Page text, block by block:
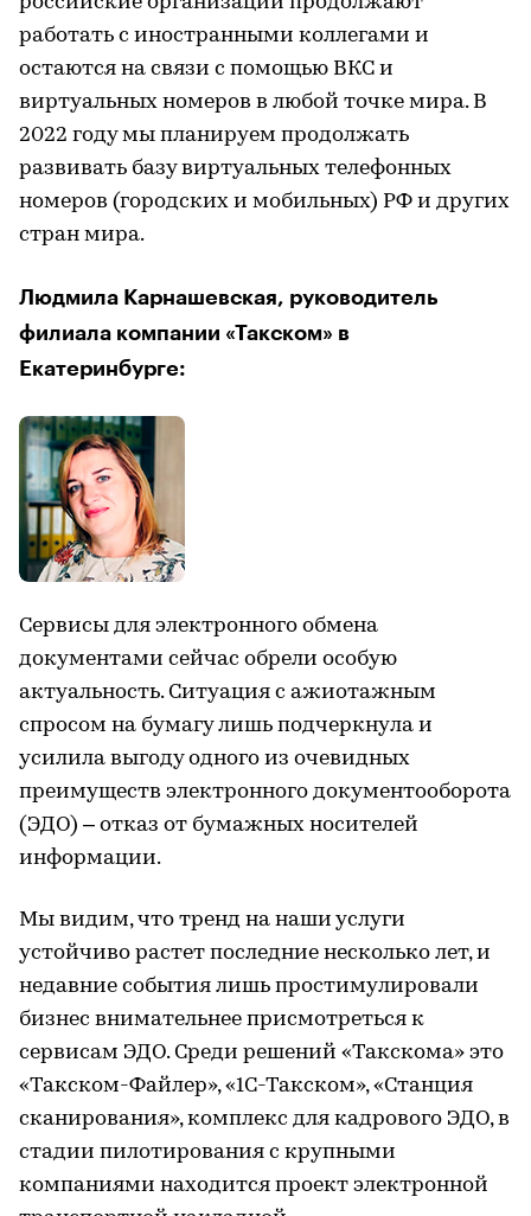
работать с иностранными коллегами и
остаются на связи с помощью ВКС и
виртуальных номеров в любой точке мира. В
2022 году мы планируем продолжать
развивать базу виртуальных телефонных
номеров (городских и мобильных) РФ и других
стран мира.
Людмила Карнашевская, руководитель
филиала компании «Такском» в
Екатеринбурге:
Сервисы для электронного обмена
документами сейчас обрели особую
актуальность. Ситуация с ажиотажным
спросом на бумагу лишь подчеркнула и
усилила выгоду одного из очевидных
преимуществ электронного документооборота
(ЭДО) – отказ от бумажных носителей
информации.
Мы видим, что тренд на наши услуги
устойчиво растет последние несколько лет, и
недавние события лишь простимулировали
бизнес внимательнее присмотреться к
сервисам ЭДО. Среди решений «Такскома» это
«Такском-Файлер», «1С-Такском», «Станция
сканирования», комплекс для кадрового ЭДО, в
стадии пилотирования с крупными
компаниями находится проект электронной